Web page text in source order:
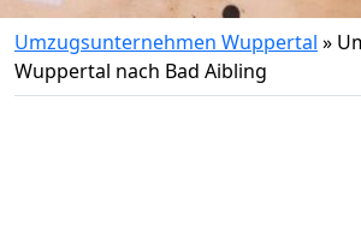
Umzugsunternehmen Wuppertal »
Wuppertal nach Bad Aibling